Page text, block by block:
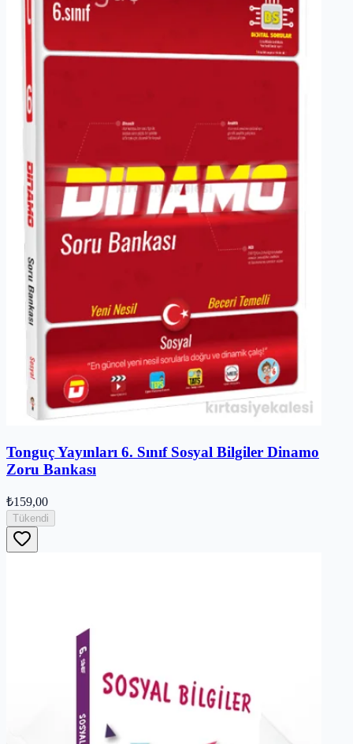
Tonguç Yayınları 6. Sınıf Sosyal Bilgiler Dinamo
Zoru Bankası
₺159,00
Tükendi